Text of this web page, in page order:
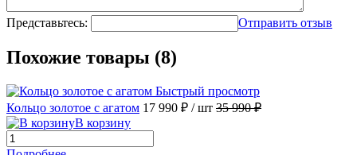
Представьтесь: Отправить отзыв
Похожие товары (8)
Быстрый просмотр
Кольцо золотое с агатом 17 990 ₽ / шт 35 990 ₽
В корзину